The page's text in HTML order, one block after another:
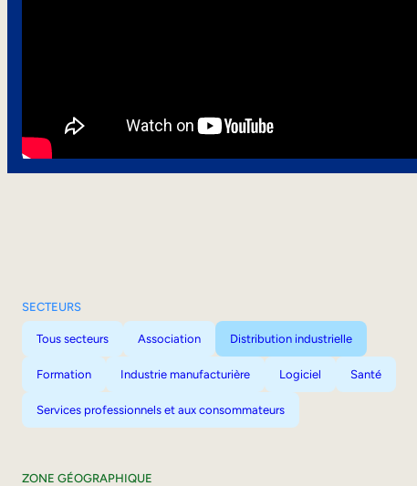
SECTEURS
Tous secteurs Association Distribution industrielle
Formation Industrie manufacturière Logiciel Santé
Services professionnels et aux consommateurs
ZONE GÉOGRAPHIQUE